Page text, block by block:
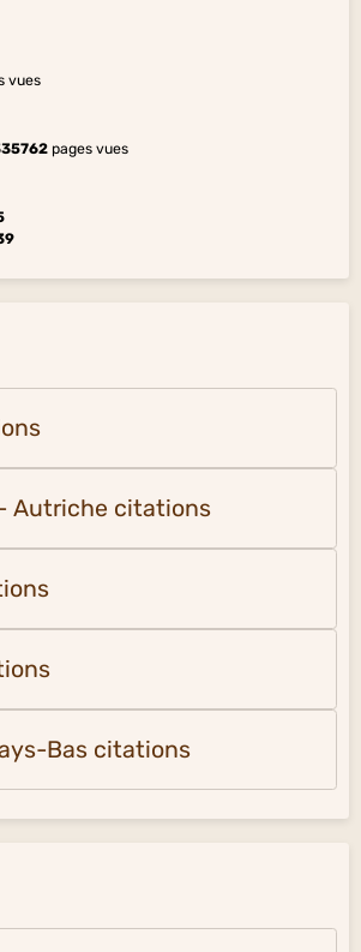
vues
pages vues
Autriche citations
Bas citations